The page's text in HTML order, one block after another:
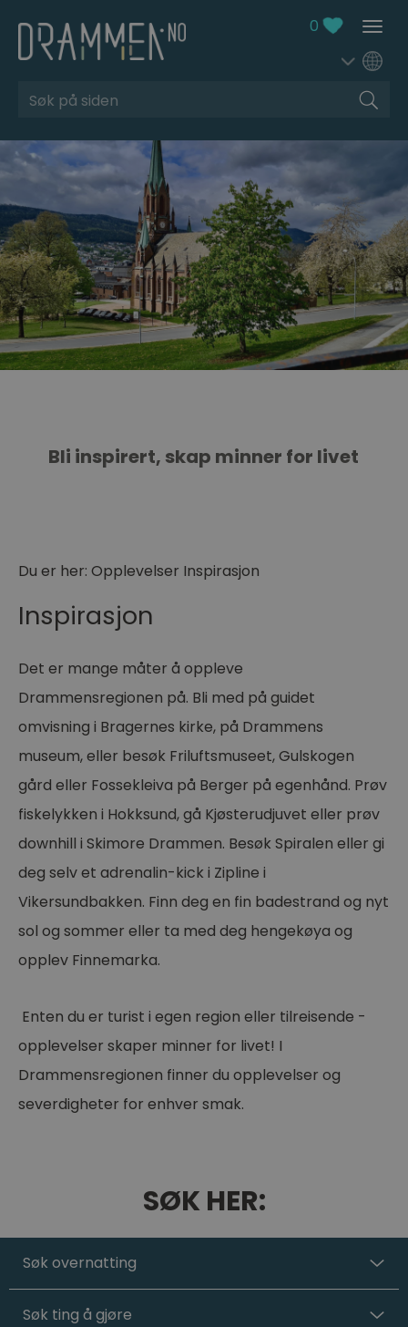
0
Søk
Bli inspirert, skap minner for livet
Du er her: Opplevelser Inspirasjon
Inspirasjon
Det er mange måter å oppleve
Drammensregionen på. Bli med på guidet
omvisning i Bragernes kirke, på Drammens
museum, eller besøk Friluftsmuseet, Gulskogen
gård eller Fossekleiva på Berger på egenhånd. Prøv
fiskelykken i Hokksund, gå Kjøsterudjuvet eller prøv
downhill i Skimore Drammen. Besøk Spiralen eller gi
deg selv et adrenalin-kick i Zipline i
Vikersundbakken. Finn deg en fin badestrand og nyt
sol og sommer eller ta med deg hengekøya og
opplev Finnemarka.
Enten du er turist i egen region eller tilreisende -
opplevelser skaper minner for livet! I
Drammensregionen finner du opplevelser og
severdigheter for enhver smak.
SØK HER:
Søk overnatting
Søk ting å gjøre